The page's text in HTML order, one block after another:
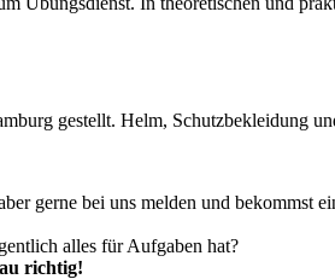
gestellt. Helm, Schutzbekleidung
gerne bei uns melden und bekommst
alles für Aufgaben hat?
richtig!